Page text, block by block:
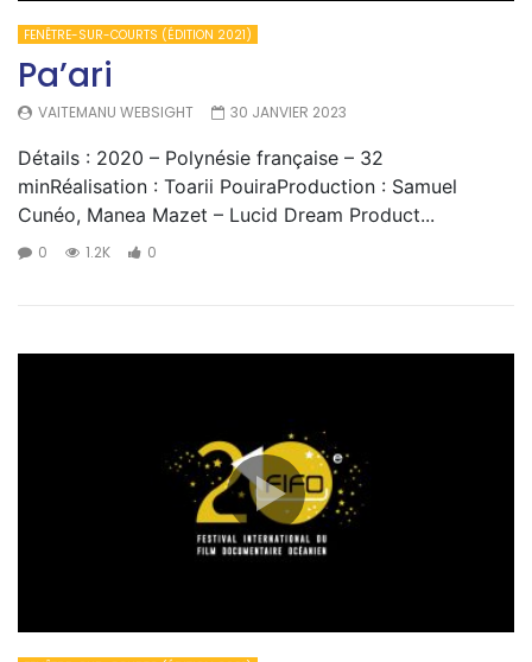
FENÊTRE-SUR-COURTS (ÉDITION 2021)
Pa’ari
VAITEMANU WEBSIGHT 30 JANVIER 2023
Détails : 2020 – Polynésie française – 32
minRéalisation : Toarii PouiraProduction : Samuel
Cunéo, Manea Mazet – Lucid Dream Product...
0 1.2K 0